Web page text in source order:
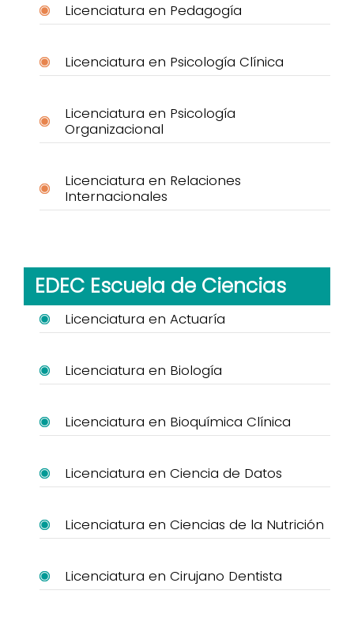
Licenciatura en Pedagogía
Licenciatura en Psicología Clínica
Licenciatura en Psicología
Organizacional
Licenciatura en Relaciones
Internacionales
EDEC Escuela de Ciencias
Licenciatura en Actuaría
Licenciatura en Biología
Licenciatura en Bioquímica Clínica
Licenciatura en Ciencia de Datos
Licenciatura en Ciencias de la Nutrición
Licenciatura en Cirujano Dentista